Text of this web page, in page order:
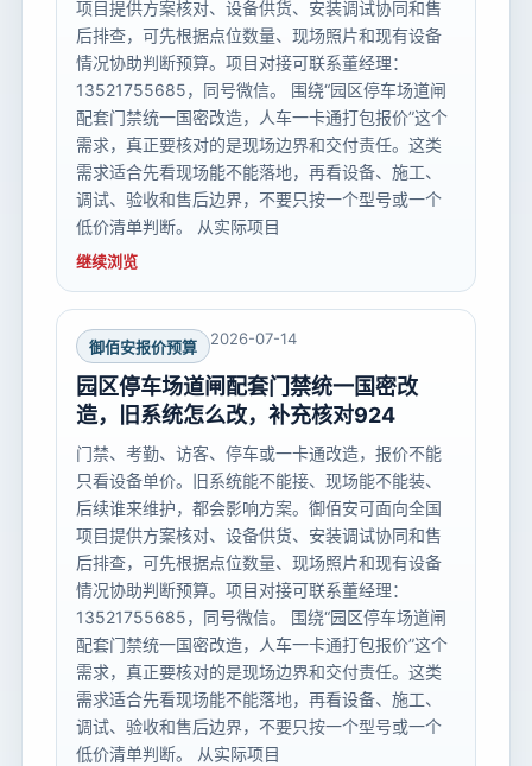
项目提供方案核对、设备供货、安装调试协同和售
后排查，可先根据点位数量、现场照片和现有设备
情况协助判断预算。项目对接可联系董经理：
13521755685，同号微信。 围绕“园区停车场道闸
配套门禁统一国密改造，人车一卡通打包报价”这个
需求，真正要核对的是现场边界和交付责任。这类
需求适合先看现场能不能落地，再看设备、施工、
调试、验收和售后边界，不要只按一个型号或一个
低价清单判断。 从实际项目
继续浏览
御佰安报价预算 2026-07-14
园区停车场道闸配套门禁统一国密改
造，旧系统怎么改，补充核对924
门禁、考勤、访客、停车或一卡通改造，报价不能
只看设备单价。旧系统能不能接、现场能不能装、
后续谁来维护，都会影响方案。御佰安可面向全国
项目提供方案核对、设备供货、安装调试协同和售
后排查，可先根据点位数量、现场照片和现有设备
情况协助判断预算。项目对接可联系董经理：
13521755685，同号微信。 围绕“园区停车场道闸
配套门禁统一国密改造，人车一卡通打包报价”这个
需求，真正要核对的是现场边界和交付责任。这类
需求适合先看现场能不能落地，再看设备、施工、
调试、验收和售后边界，不要只按一个型号或一个
低价清单判断。 从实际项目